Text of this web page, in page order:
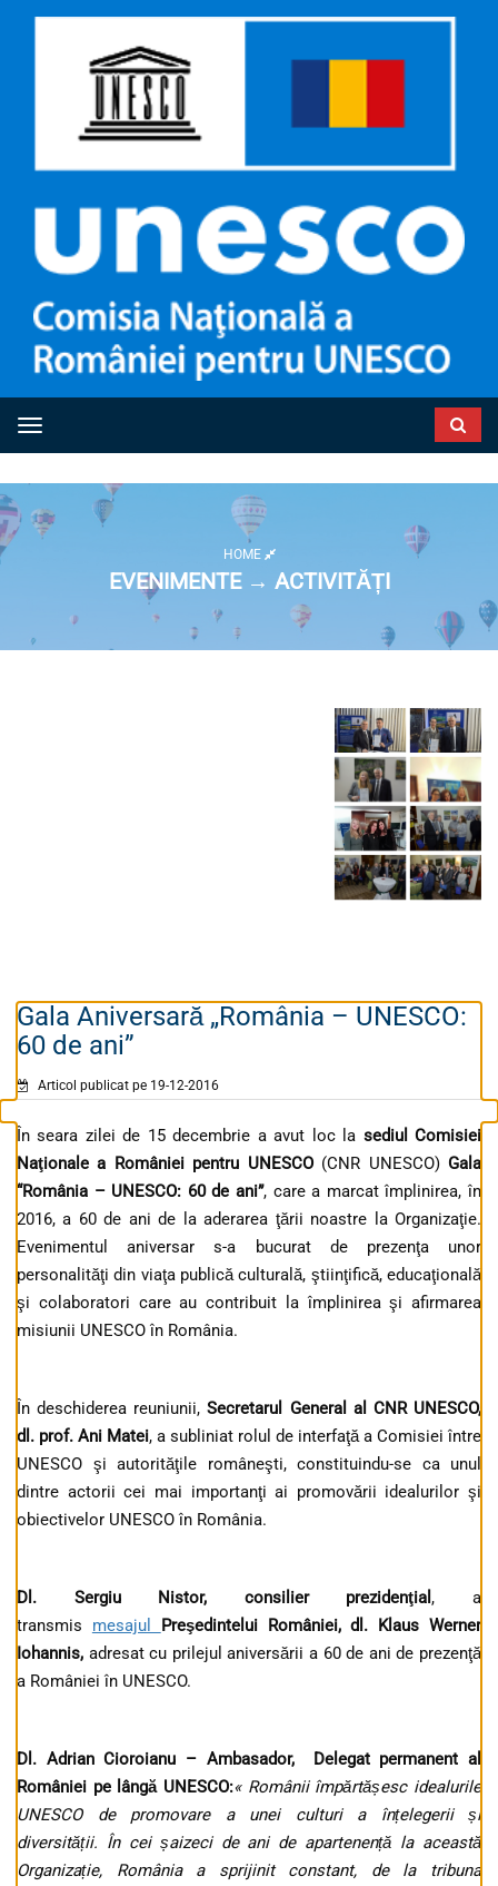
Toggle navigation
HOME
EVENIMENTE → ACTIVITĂȚI
Gala Aniversară „România – UNESCO:
60 de ani”
Articol publicat pe 19-12-2016
În seara zilei de 15 decembrie a avut loc la sediul Comisiei
Naţionale a României pentru UNESCO (CNR UNESCO)Gala
“România – UNESCO: 60 de ani”, care a marcat împlinirea, în
2016, a 60 de ani de la aderarea ţării noastre la Organizaţie.
Evenimentul aniversar s-a bucurat de prezenţa unor
personalităţi din viaţa publică culturală, ştiinţifică, educaţională
şi colaboratori care au contribuit la împlinirea şi afirmarea
misiunii UNESCO în România.
În deschiderea reuniunii,Secretarul General al CNR UNESCO,
dl. prof. Ani Matei, a subliniat rolul de interfaţă a Comisiei între
UNESCO şi autorităţile româneşti, constituindu-se ca unul
dintre actorii cei mai importanţi ai promovării idealurilor şi
obiectivelor UNESCO în România.
Dl. Sergiu Nistor, consilier prezidenţial, a
transmis mesajul Preşedintelui României, dl. Klaus Werner
Iohannis, adresat cu prilejul aniversării a 60 de ani de prezenţă
a României în UNESCO.
Dl. Adrian Cioroianu – Ambasador, Delegat permanent al
României pe lângă UNESCO:« Românii împărtășesc idealurile
UNESCO de promovare a unei culturi a înțelegerii și
diversității. În cei șaizeci de ani de apartenență la această
Organizație, România a sprijinit constant, de la tribuna